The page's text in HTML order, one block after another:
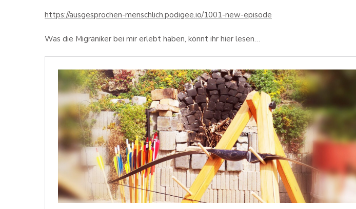
https://ausgesprochen-menschlich.podigee.io/1001-new-episode
Was die Migräniker bei mir erlebt haben, könnt ihr hier lesen…